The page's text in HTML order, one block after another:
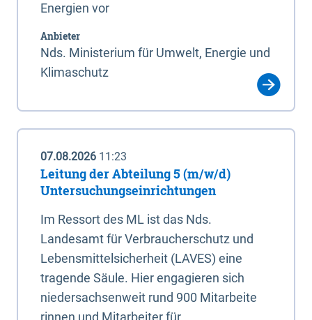
Energien vor
Anbieter
Nds. Ministerium für Umwelt, Energie und
Klimaschutz
07.08.2026 11:23
Leitung der Abteilung 5 (m/w/d)
Untersuchungseinrichtungen
Im Ressort des ML ist das Nds.
Landesamt für Verbraucherschutz und
Lebensmittelsicherheit (LAVES) eine
tragende Säule. Hier engagieren sich
niedersachsenweit rund 900 Mitarbeite